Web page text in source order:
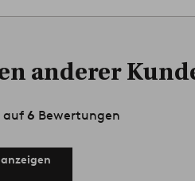
anderer
auf 6 Bewertungen